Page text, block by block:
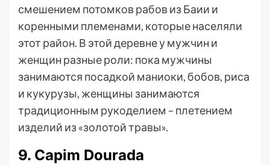
смешением потомков рабов из Баии и
коренными племенами, которые населяли
этот район. В этой деревне у мужчин и
женщин разные роли: пока мужчины
занимаются посадкой маниоки, бобов, риса
и кукурузы, женщины занимаются
традиционным рукоделием – плетением
изделий из «золотой травы».
9. Capim Dourada